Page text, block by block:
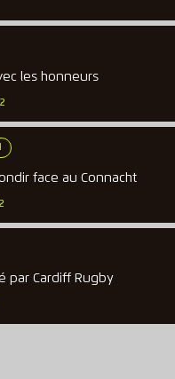
les honneurs
face au Connacht
par Cardiff Rugby